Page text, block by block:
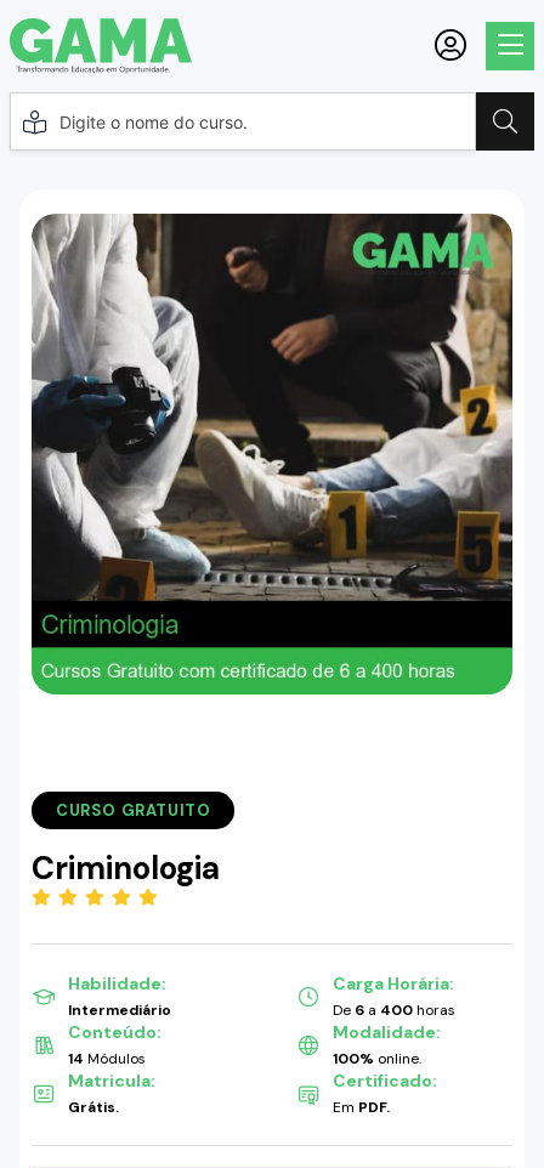
CURSO GRATUITO
Criminologia
Habilidade:
Intermediário
Carga Horária:
De 6 a 400horas
Conteúdo:
14 Módulos
Modalidade:
100% online.
Matricula:
Grátis.
Certificado:
Em PDF.